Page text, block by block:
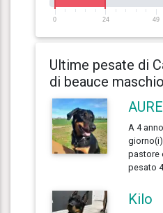
0 24 49
Ultime pesate di
di beauce maschio
A 4
pastore
pesato
Kilo